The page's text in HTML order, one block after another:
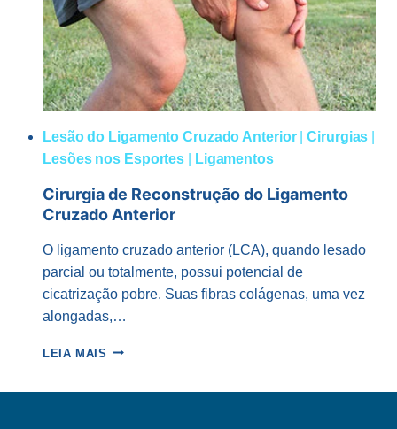
Lesão do Ligamento Cruzado Anterior|Cirurgias
Lesões nos Esportes
Ligamentos
Cirurgia de Reconstrução do Ligamento
Cruzado Anterior
O ligamento cruzado anterior (LCA), quando lesado
parcial ou totalmente, possui potencial de
cicatrização pobre. Suas fibras colágenas, uma vez
alongadas,…
LEIA MAIS CIRURGIA